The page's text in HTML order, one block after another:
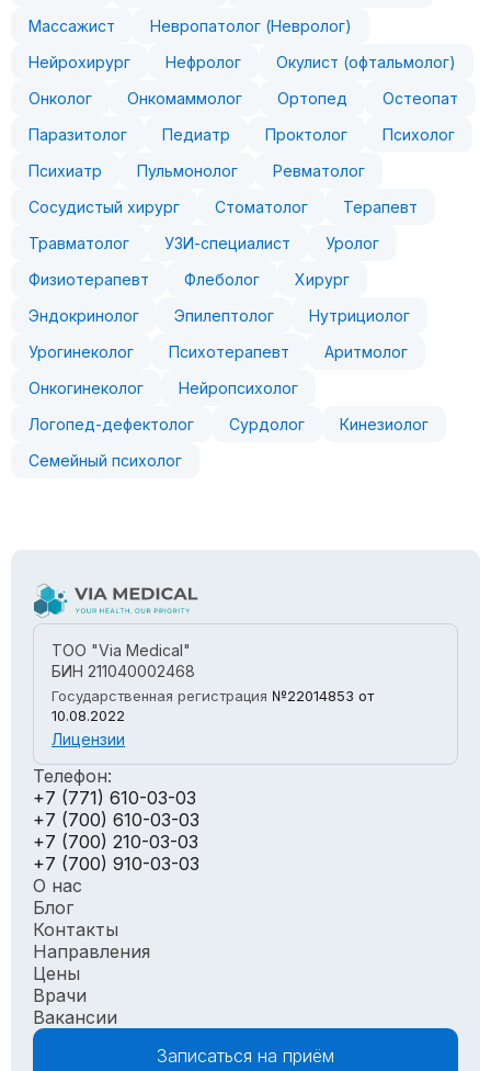
Массажист
Невропатолог (Невролог)
Нейрохирург
Нефролог
Окулист (офтальмолог)
Онколог
Онкомаммолог Ортопед
Остеопат
Паразитолог
Педиатр Проктолог
Психолог
Психиатр
Пульмонолог
Ревматолог
Сосудистый хирург
Стоматолог
Терапевт
Травматолог
УЗИ-специалист
Уролог
Физиотерапевт
Флеболог
Хирург
Эндокринолог
Эпилептолог
Нутрициолог
Урогинеколог
Психотерапевт
Аритмолог
Онкогинеколог
Нейропсихолог
Логопед-дефектолог
Сурдолог
Кинезиолог
Семейный психолог
ТОО "Via Medical"
БИН 211040002468
Государственная регистрация №22014853 от
10.08.2022
Лицензии
Телефон:
+7 (771) 610-03-03
+7 (700) 610-03-03
+7 (700) 210-03-03
+7 (700) 910-03-03
О нас
Блог
Контакты
Направления
Цены
Врачи
Вакансии
Записаться на приём